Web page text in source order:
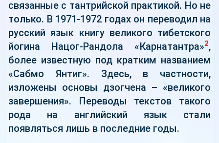
связанные с тантрийской практикой. Но не
только. В 1971-1972 годах он переводил на
русский язык книгу великого тибетского
йогина Нацог-Рандола «Карнатантра»2,
более известную под кратким названием
«Сабмо Янтиг». Здесь, в частности,
изложены основы дзогчена – «великого
завершения». Переводы текстов такого
рода на английский язык стали
появляться лишь в последние годы.